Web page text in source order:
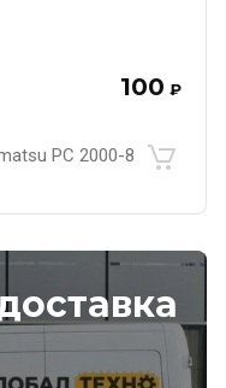
100 ₽
PC 2000-8